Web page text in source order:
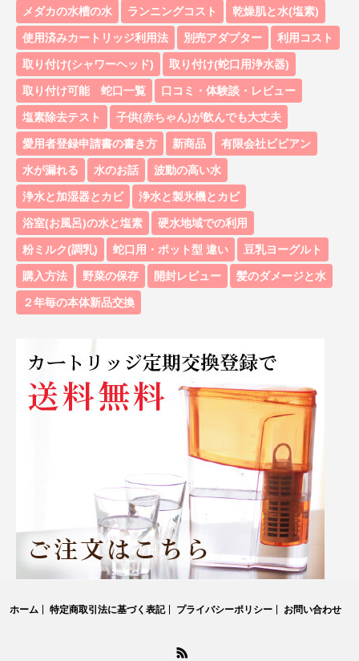
メダカの水槽の水 ランニングコスト 乾燥肌と水(塩素)
使用済みカートリッジ利用法 別売アダプター 利用コスト
取り付け(シャワーヘッド) 取り付け(蛇口用浄水器)
取り付け可能 蛇口一覧 口コミ・体験談・レビュー
塩素除去テスト 子供(赤ちゃん)が飲んでも大丈夫
愛用者登録申請書の書き方 新商品 有限会社ビビアン
水が漏れる 水のお話 波動の高い水
浄水と加湿器とカビ 浄水と製氷機とカビ
浴室(お風呂)の水と塩素 硬水地域での利用
粉ミルク(調乳) 蛇口用・ポット型 違い 豆乳ヨーグルト
購入方法 野菜の保存 開封レビュー 髪のダメージと水
２年毎の本体新品交換
ホーム 特定商取引法に基づく表記 プライバシーポリシー お問い合わせ